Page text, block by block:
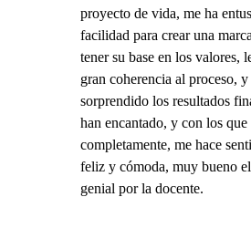
proyecto de vida, me ha
facilidad para crear una
tener su base en los valores,
gran coherencia al proceso, y
sorprendido los resultados
han encantado, y con los
completamente, me hace
feliz y cómoda, muy bueno
genial por la docente.